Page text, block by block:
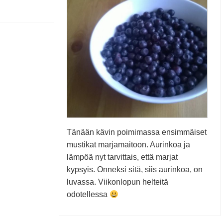
Tänään kävin poimimassa ensimmäiset
mustikat marjamaitoon. Aurinkoa ja
lämpöä nyt tarvittais, että marjat
kypsyis. Onneksi sitä, siis aurinkoa, on
luvassa. Viikonlopun helteitä
odotellessa